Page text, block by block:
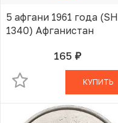
5 афгани 1961 года (SH
1340) Афганистан
165 руб.В КОРЗИНЕ
КУПИТЬ